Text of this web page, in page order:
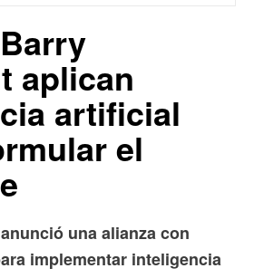
aplican
artificial
el
una alianza con
implementar inteligencia